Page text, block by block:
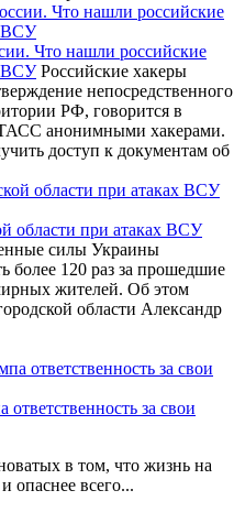
Что нашли российские
ВСУРоссийские хакеры
непосредственного
РФ, говорится в
анонимными хакерами.
доступ к документам об
области при атаках ВСУ
силы Украины
более 120 раз за прошедшие
жителей. Об этом
области Александр
за свои
в том, что жизнь на
опаснее всего...